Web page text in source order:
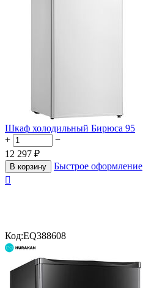
Шкаф холодильный Бирюса 95
+
−
12 297 ₽
В корзину
Быстрое оформление

Код:EQ388608